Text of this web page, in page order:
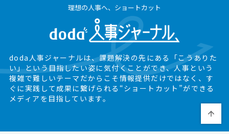
理想の人事へ、ショートカット
doda人事ジャーナルは、課題解決の先にある
「こうありた
い」という目指したい姿に気付くことができ、人事という
複雑で難しいテーマだからこそ情報提供だけではなく、 す
ぐに実践して成果に繋げられる“ショートカット”ができる
メディアを目指しています。